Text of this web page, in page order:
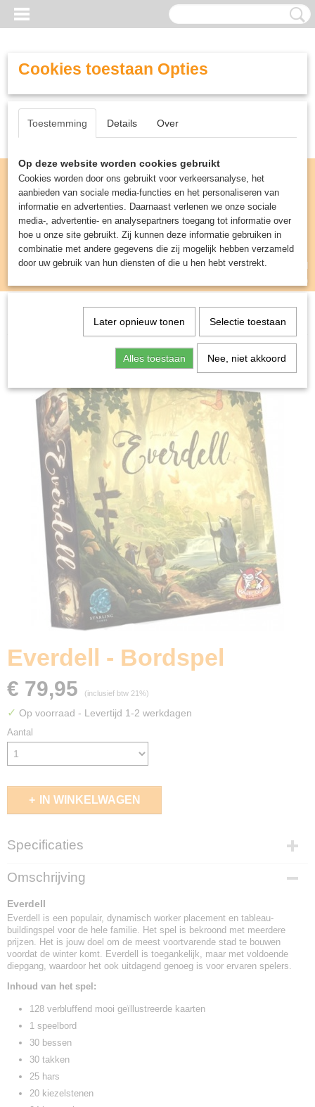
Inloggen Registreren
UW WINKELWAGEN
(0)
Spellen & Puzzels> Everdell - Bordspel
Everdell - Bordspel
€ 79,95 (inclusief btw 21%)
✓ Op voorraad - Levertijd 1-2 werkdagen
Aantal
IN WINKELWAGEN
Specificaties
EAN code
8718026304423
Omschrijving
Everdell
Everdell is een populair, dynamisch worker placement en tableau-
buildingspel voor de hele familie. Het spel is bekroond met meerdere
prijzen. Het is jouw doel om de meest voortvarende stad te bouwen
voordat de winter komt. Everdell is toegankelijk, maar met voldoende
diepgang, waardoor het ook uitdagend genoeg is voor ervaren spelers.
Inhoud van het spel:
128 verbluffend mooi geïllustreerde kaarten
1 speelbord
30 bessen
30 takken
25 hars
20 kiezelstenen
Cookies toestaan Opties
Toestemming Details Over
Op deze website worden cookies gebruikt
Cookies worden door ons gebruikt voor verkeersanalyse, het
aanbieden van sociale media-functies en het personaliseren van
informatie en advertenties. Daarnaast verlenen we onze sociale
media-, advertentie- en analysepartners toegang tot informatie over
hoe u onze site gebruikt. Zij kunnen deze informatie gebruiken in
combinatie met andere gegevens die zij mogelijk hebben verzameld
door uw gebruik van hun diensten of die u hen hebt verstrekt.
Later opnieuw tonen Selectie toestaan
Alles toestaan Nee, niet akkoord